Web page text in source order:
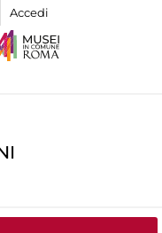
Accedi